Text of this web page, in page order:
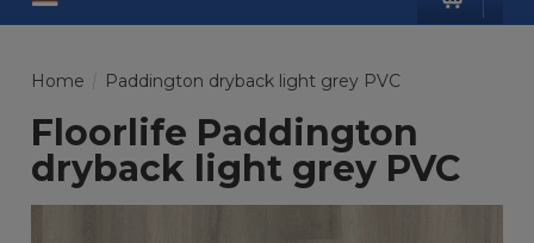
Home Paddington dryback light grey PVC
Floorlife Paddington
dryback light grey PVC